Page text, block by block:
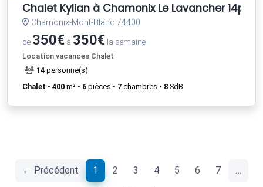
Chalet Kylian à Chamonix Le Lavancher
Chamonix-Mont-Blanc 74400
de 350€ à 350€ la semaine
Location vacances Chalet
14 personne(s)
Chalet • 400 m² • 6 pièces • 7 chambres • 8 SdB
← Précédent 1 (current)
2 3 4 5 6 7 …